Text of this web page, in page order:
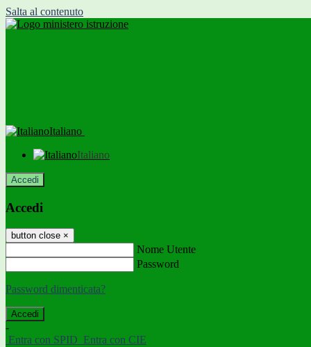
Salta al contenuto
Italiano
Italiano
Accedi
Accedi
button close ×
Nome Utente
Password
Password dimenticata?
-
Entra con SPID Entra con CIE